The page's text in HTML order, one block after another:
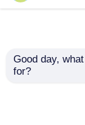
Good day,
for?